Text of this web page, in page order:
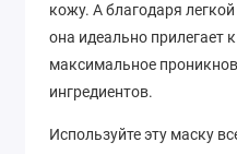
кожу. А благодаря
она идеально прилегает
максимальное
ингредиентов.
Используйте эту маску